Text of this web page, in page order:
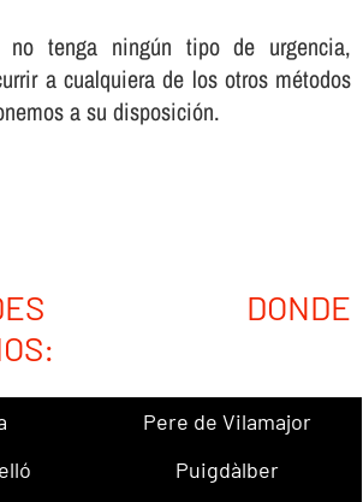
tenga ningún tipo de urgencia,
a cualquiera de los otros métodos
a su disposición.
DONDE
Pere de Vilamajor
Puigdàlber